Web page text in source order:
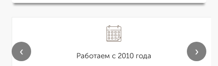
Работаем с 2010 года
‹ ›